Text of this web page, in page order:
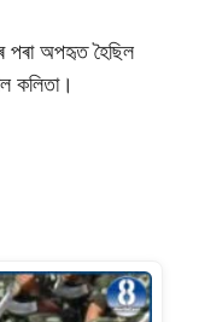
পৰা অপহৃত হৈছিল
কলিতা।